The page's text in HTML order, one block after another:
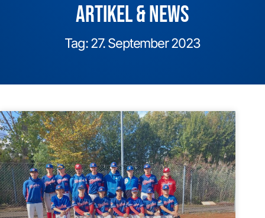
Artikel & News
Tag: 27. September 2023